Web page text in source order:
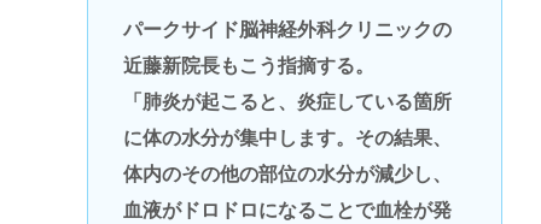
パークサイド脳神経外科クリニックの
近藤新院長もこう指摘する。
「肺炎が起こると、炎症している箇所
に体の水分が集中します。その結果、
体内のその他の部位の水分が減少し、
血液がドロドロになることで血栓が発